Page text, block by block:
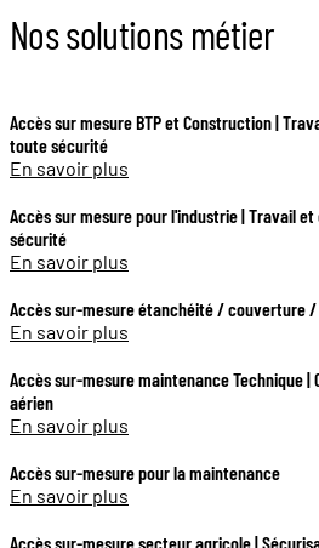
Nos solutions métier
Accès sur mesure BTP et Construction |
toute sécurité
En savoir plus
Accès sur mesure pour l'industrie | Travail
sécurité
En savoir plus
Accès sur-mesure étanchéité / couverture
En savoir plus
Accès sur-mesure maintenance Technique
aérien
En savoir plus
Accès sur-mesure pour la maintenance
En savoir plus
Accès sur-mesure secteur agricole |